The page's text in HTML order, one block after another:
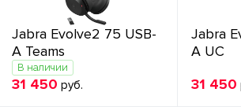
Jabra Evolve2 75 USB-
A Teams
В наличии
31 450 руб.
Jabra
A UC
31 450